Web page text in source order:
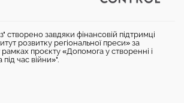
створено завдяки фінансовій підтримці
розвитку регіональної преси» за
проєкту «Допомога у створенні і
час війни»".